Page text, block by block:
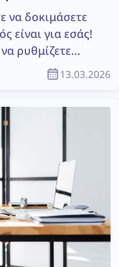
να δοκιμάσετε
είναι για εσάς!
ρυθμίζετε
API, να
να
— από το
13.03.2026